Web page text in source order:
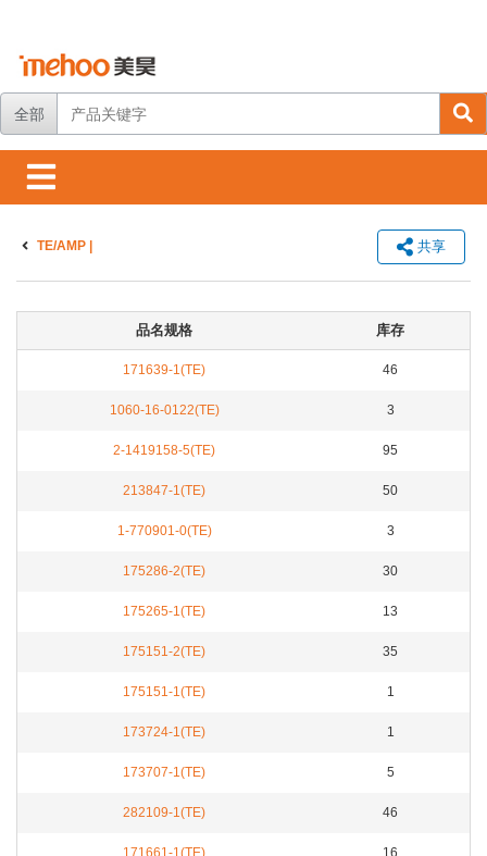
全部
TE/AMP | 共享
品名规格 库存
171639-1(TE) 46
1060-16-0122(TE) 3
2-1419158-5(TE) 95
213847-1(TE) 50
1-770901-0(TE) 3
175286-2(TE) 30
175265-1(TE) 13
175151-2(TE) 35
175151-1(TE) 1
173724-1(TE) 1
173707-1(TE) 5
282109-1(TE) 46
171661-1(TE) 16